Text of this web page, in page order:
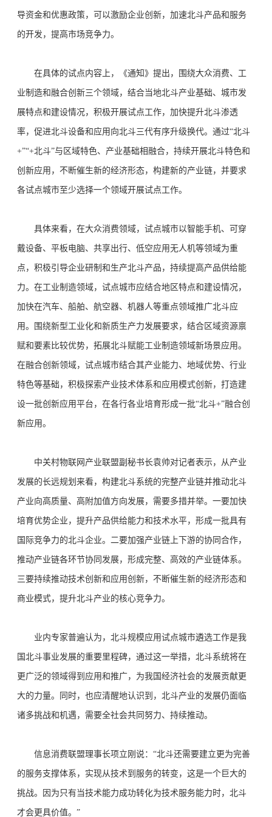
导资金和优惠政策，可以激励企业创新，加速北斗产品和服务
的开发，提高市场竞争力。
在具体的试点内容上，《通知》提出，围绕大众消费、工
业制造和融合创新三个领域，结合当地北斗产业基础、城市发
展特点和建设情况，积极开展试点工作，加快提升北斗渗透
率，促进北斗设备和应用向北斗三代有序升级换代。通过“北斗
+”“+北斗”与区域特色、产业基础相融合，持续开展北斗特色和
创新应用，不断催生新的经济形态，构建新的产业链，并要求
各试点城市至少选择一个领域开展试点工作。
具体来看，在大众消费领域，试点城市以智能手机、可穿
戴设备、平板电脑、共享出行、低空应用无人机等领域为重
点，积极引导企业研制和生产北斗产品，持续提高产品供给能
力。在工业制造领域，试点城市应结合地区特点和建设情况，
加快在汽车、船舶、航空器、机器人等重点领域推广北斗应
用。围绕新型工业化和新质生产力发展要求，结合区域资源禀
赋和要素比较优势，拓展北斗赋能工业制造领域新场景应用。
在融合创新领域，试点城市结合其产业能力、地域优势、行业
特色等基础，积极探索产业技术体系和应用模式创新，打造建
设一批创新应用平台，在各行各业培育形成一批“北斗+”融合创
新应用。
中关村物联网产业联盟副秘书长袁帅对记者表示，从产业
发展的长远规划来看，构建北斗系统的完整产业链并推动北斗
产业向高质量、高附加值方向发展，需要多措并举。一要加快
培育优势企业，提升产品供给能力和技术水平，形成一批具有
国际竞争力的北斗企业。二要加强产业链上下游的协同合作，
推动产业链各环节协同发展，形成完整、高效的产业链体系。
三要持续推动技术创新和应用创新，不断催生新的经济形态和
商业模式，提升北斗产业的核心竞争力。
业内专家普遍认为，北斗规模应用试点城市遴选工作是我
国北斗事业发展的重要里程碑，通过这一举措，北斗系统将在
更广泛的领域得到应用和推广，为我国经济社会的发展贡献更
大的力量。同时，也应清醒地认识到，北斗产业的发展仍面临
诸多挑战和机遇，需要全社会共同努力、持续推动。
信息消费联盟理事长项立刚说：“北斗还需要建立更为完善
的服务支撑体系，实现从技术到服务的转变，这是一个巨大的
挑战。因为只有当技术能力成功转化为技术服务能力时，北斗
才会更具价值。”